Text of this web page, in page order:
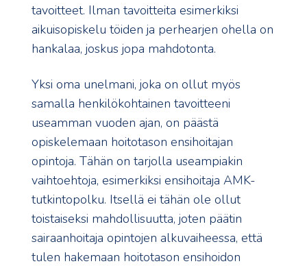
tavoitteet. Ilman tavoitteita esimerkiksi
aikuisopiskelu töiden ja perhearjen ohella on
hankalaa, joskus jopa mahdotonta.
Yksi oma unelmani, joka on ollut myös
samalla henkilökohtainen tavoitteeni
useamman vuoden ajan, on päästä
opiskelemaan hoitotason ensihoitajan
opintoja. Tähän on tarjolla useampiakin
vaihtoehtoja, esimerkiksi ensihoitaja AMK-
tutkintopolku. Itsellä ei tähän ole ollut
toistaiseksi mahdollisuutta, joten päätin
sairaanhoitaja opintojen alkuvaiheessa, että
tulen hakemaan hoitotason ensihoidon